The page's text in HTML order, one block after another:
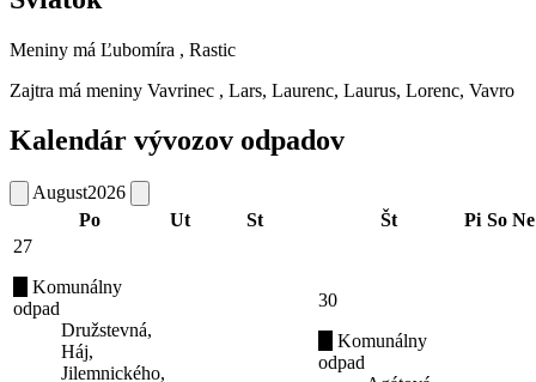
Meniny má Ľubomíra , Rastic
Zajtra má meniny Vavrinec , Lars, Laurenc, Laurus, Lorenc, Vavro
Kalendár vývozov odpadov
August2026
Po
Ut St Št Pi So Ne
27
Komunálny
odpad
Družstevná,
Háj,
Jilemnického,
30
Komunálny
odpad